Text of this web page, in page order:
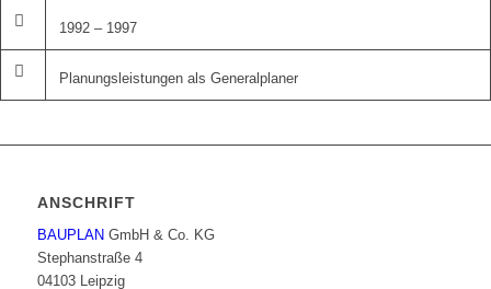
1992 – 1997
Planungsleistungen als Generalplaner
ANSCHRIFT
BAUPLAN GmbH & Co. KG
Stephanstraße 4
04103 Leipzig